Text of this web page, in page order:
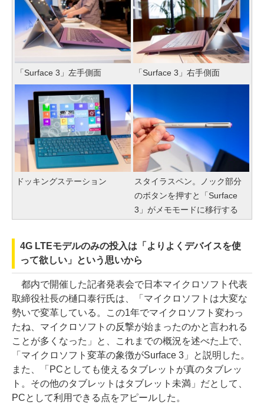
「Surface 3」左手側面 「Surface 3」右手側面
ドッキングステーション
スタイラスペン。ノック部分
のボタンを押すと「Surface
3」がメモモードに移行する
4G LTEモデルのみの投入は「よりよくデバイスを使
って欲しい」という思いから
都内で開催した記者発表会で日本マイクロソフト代表
取締役社長の樋口泰行氏は、「マイクロソフトは大変な
勢いで変革している。この1年でマイクロソフト変わっ
たね、マイクロソフトの反撃が始まったのかと言われる
ことが多くなった」と、これまでの概況を述べた上で、
「マイクロソフト変革の象徴がSurface 3」と説明した。
また、「PCとしても使えるタブレットが真のタブレッ
ト。その他のタブレットはタブレット未満」だとして、
PCとして利用できる点をアピールした。